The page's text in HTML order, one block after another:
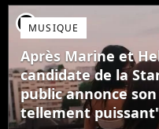
player2MUSIQUE
Après Marine et
candidate de la
public annonce
tellement